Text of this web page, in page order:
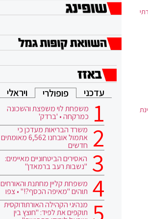
עדכני פופולרי ויראלי
משפחת לוי משפצת והשכונה
כמרקחה • 'ברדק'
משרד הבריאות מעדכן כי
אתמול אובחנו 6,562 מאומתים
חדשים
האסירים הביטחוניים מאיימים:
"נשבות רעב ברמאדן"
משפחת קליין מחתנת והאורחים
תוהים "מאיפה הכסף?!" • צפו
מנהיגי הקהילה האורתודוקסית
תוקפים את לפיד: "חוצץ בין